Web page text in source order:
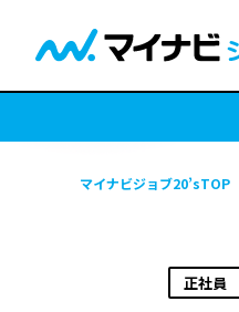
マイナビジョブ20’sTOP
正社員